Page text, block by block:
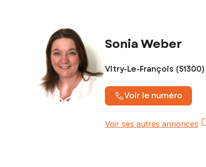
Sonia Weber
Vitry-Le-François (51300)
Voir le numéro
Voir ses autres annonces